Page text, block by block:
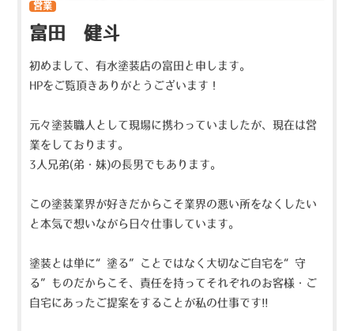
営業
富田 健斗
初めまして、有水塗装店の富田と申します。
HPをご覧頂きありがとうございます！
元々塗装職人として現場に携わっていましたが、現在は営
業をしております。
3人兄弟(弟・妹)の長男でもあります。
この塗装業界が好きだからこそ業界の悪い所をなくしたい
と本気で想いながら日々仕事しています。
塗装とは単に“塗る”ことではなく大切なご自宅を“守
る”ものだからこそ、責任を持ってそれぞれのお客様・ご
自宅にあったご提案をすることが私の仕事です!!